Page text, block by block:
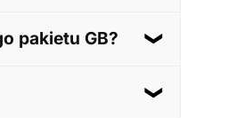
Promocja ta jest
pakietu GB?
kraju wynosi 32